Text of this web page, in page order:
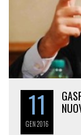
11
GEN2016